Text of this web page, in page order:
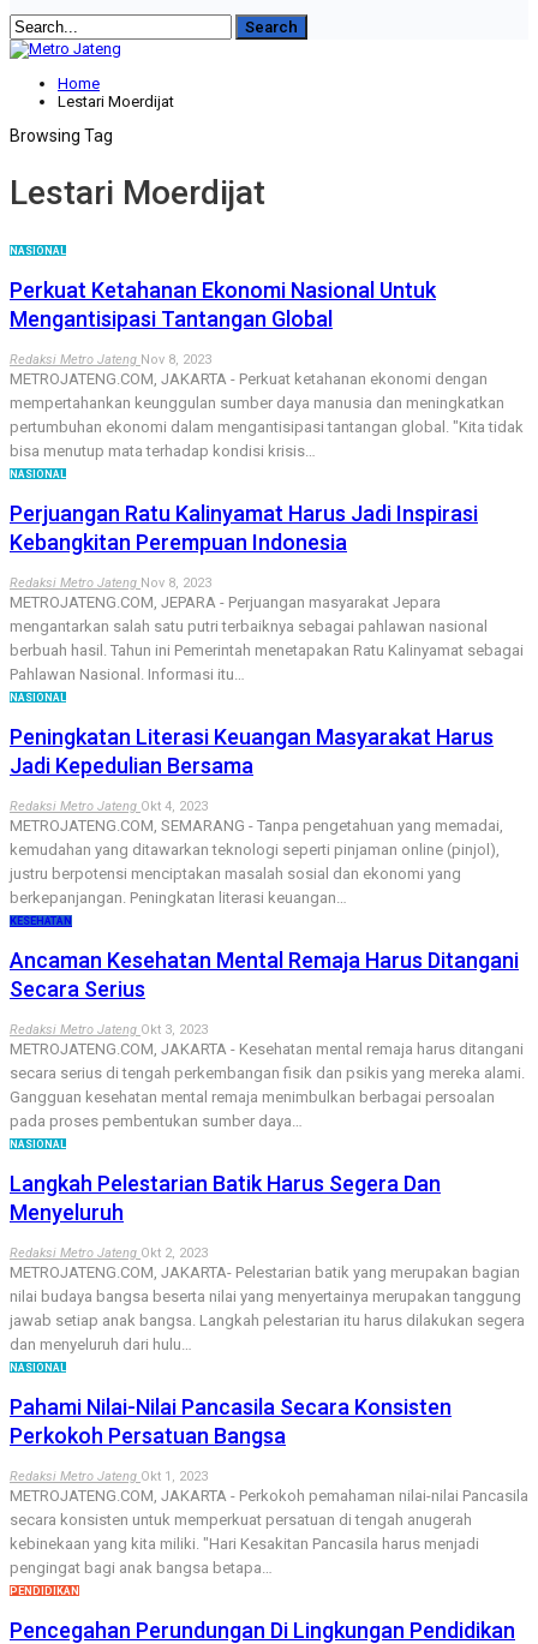
Home
Lestari Moerdijat
Browsing Tag
Lestari Moerdijat
NASIONAL
Perkuat Ketahanan Ekonomi Nasional Untuk
Mengantisipasi Tantangan Global
Redaksi Metro Jateng Nov 8, 2023
METROJATENG.COM, JAKARTA - Perkuat ketahanan ekonomi dengan
mempertahankan keunggulan sumber daya manusia dan meningkatkan
pertumbuhan ekonomi dalam mengantisipasi tantangan global. "Kita tidak
bisa menutup mata terhadap kondisi krisis…
NASIONAL
Perjuangan Ratu Kalinyamat Harus Jadi Inspirasi
Kebangkitan Perempuan Indonesia
Redaksi Metro Jateng Nov 8, 2023
METROJATENG.COM, JEPARA - Perjuangan masyarakat Jepara
mengantarkan salah satu putri terbaiknya sebagai pahlawan nasional
berbuah hasil. Tahun ini Pemerintah menetapakan Ratu Kalinyamat sebagai
Pahlawan Nasional. Informasi itu…
NASIONAL
Peningkatan Literasi Keuangan Masyarakat Harus
Jadi Kepedulian Bersama
Redaksi Metro Jateng Okt 4, 2023
METROJATENG.COM, SEMARANG - Tanpa pengetahuan yang memadai,
kemudahan yang ditawarkan teknologi seperti pinjaman online (pinjol),
justru berpotensi menciptakan masalah sosial dan ekonomi yang
berkepanjangan. Peningkatan literasi keuangan…
KESEHATAN
Ancaman Kesehatan Mental Remaja Harus Ditangani
Secara Serius
Redaksi Metro Jateng Okt 3, 2023
METROJATENG.COM, JAKARTA - Kesehatan mental remaja harus ditangani
secara serius di tengah perkembangan fisik dan psikis yang mereka alami.
Gangguan kesehatan mental remaja menimbulkan berbagai persoalan
pada proses pembentukan sumber daya…
NASIONAL
Langkah Pelestarian Batik Harus Segera Dan
Menyeluruh
Redaksi Metro Jateng Okt 2, 2023
METROJATENG.COM, JAKARTA- Pelestarian batik yang merupakan bagian
nilai budaya bangsa beserta nilai yang menyertainya merupakan tanggung
jawab setiap anak bangsa. Langkah pelestarian itu harus dilakukan segera
dan menyeluruh dari hulu…
NASIONAL
Pahami Nilai-Nilai Pancasila Secara Konsisten
Perkokoh Persatuan Bangsa
Redaksi Metro Jateng Okt 1, 2023
METROJATENG.COM, JAKARTA - Perkokoh pemahaman nilai-nilai Pancasila
secara konsisten untuk memperkuat persatuan di tengah anugerah
kebinekaan yang kita miliki. "Hari Kesakitan Pancasila harus menjadi
pengingat bagi anak bangsa betapa…
PENDIDIKAN
Pencegahan Perundungan Di Lingkungan Pendidikan